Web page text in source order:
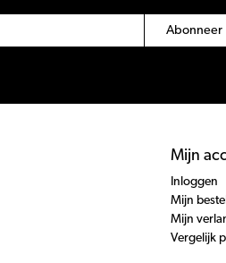
Abonneer
Mijn
Inloggen
Mijn
Mijn
Vergelijk